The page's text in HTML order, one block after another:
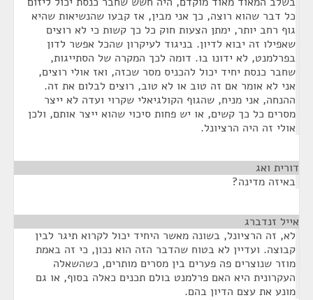
כל דבר שהוא רוצה, כך אני מבין, אז קבעו שהנשיאות שהיא
גוף רחב יותר, ימתן הצעות חוק כל כך קשות כי לא רוצים
שאפילו זה יבוא לדיון. בניגוד לעיקרון שהכל אפשר לדון
בפרלמנט, לא ידונו בו. דומה לכך המקרה של הסתייגות,
שחבר כנסת יחיד יכול להכניס מסר שכזה, ואז אולי רוצים,
אני לא אומר אם זה טוב או לא טוב, רוצים לבלום את זה.
ההנחה, אני מניח, שהגוף הקולגיאלי שקרוי ועדה לא ייצר
מסרים כל כך קשים, או יש פחות סיכוי שהוא ייצר אותם, ולכן
אולי זה היה הרציונל.
דורית ואג
באיזה מדינה?
אייל זנדברג
לא, זה הרציונל, בשונה מאשר היחיד יכול לקרוא תיגר לבין
קבוצה. ועדיין לא בטוח שהדבר הזה הוא נכון, כי זה באמת
מוזר שנוצרים פה פערים בין מסרים מותרים, כשהשאלה
העקרונית היא האם פרלמנט בולם תכנים כאלה בסוף, או גם
מונע את עצם הדיון בהם.